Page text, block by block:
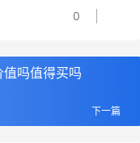
0
值吗值得买吗
下一篇